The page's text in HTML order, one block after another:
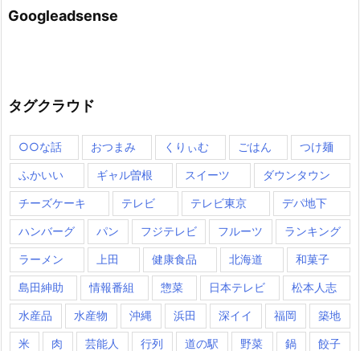
Googleadsense
タグクラウド
○○な話 おつまみ くりぃむ ごはん つけ麺
ふかいい ギャル曽根 スイーツ ダウンタウン
チーズケーキ テレビ テレビ東京 デパ地下
ハンバーグ パン フジテレビ フルーツ ランキング
ラーメン 上田 健康食品 北海道 和菓子
島田紳助 情報番組 惣菜 日本テレビ 松本人志
水産品 水産物 沖縄 浜田 深イイ 福岡 築地
米 肉 芸能人 行列 道の駅 野菜 鍋 餃子